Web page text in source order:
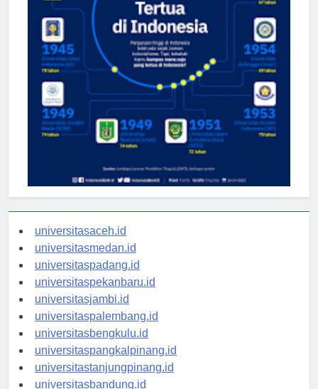
universitasaceh.id
universitasmedan.id
universitaspadang.id
universitaspekanbaru.id
universitasjambi.id
universitaspalembang.id
universitasbengkulu.id
universitaspangkalpinang.id
universitastanjungpinang.id